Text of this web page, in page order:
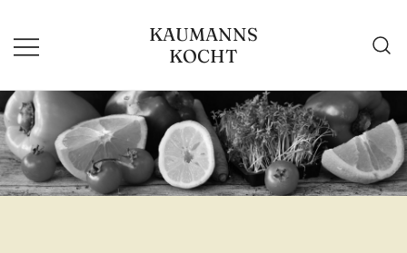
Inhalt
springen
KAUMANNS
KOCHT